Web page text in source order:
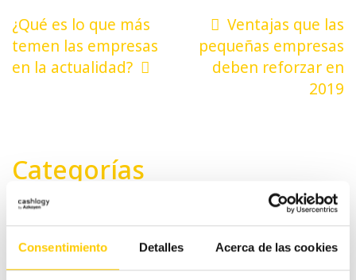
Consentimiento Detalles Acerca de las cookies
Navegación
de
entradas
¿Qué es lo que más
temen las empresas
en la actualidad?
Ventajas que las
pequeñas empresas
deben reforzar en
2019
Categorías
#CashlogyContigo
Comercio Alimentación